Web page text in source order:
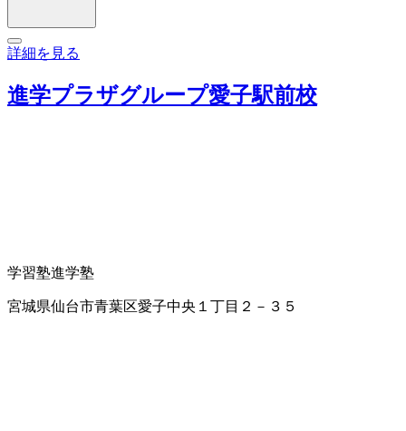
詳細を見る
進学プラザグループ愛子駅前校
学習塾進学塾
宮城県仙台市青葉区愛子中央１丁目２－３５